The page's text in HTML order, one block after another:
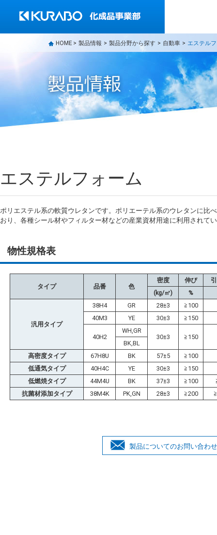
HOME > 製品情報 > 製品分野から探す > 自動車 > エステル
エステルフォーム
ポリエステル系の軟質ウレタンです。ポリエーテル系のウレタンに比
おり、各種シール材やフィルター材などの産業資材用途に利用されて
物性規格表
タイプ 品番 色
密度 伸び
(kg/㎥)
%
汎用タイプ
38H4 GR 28±3
≧100
40M3
YE 30±3 ≧150
40H2
WH,GR
30±3
≧150
BK,BL
高密度タイプ
67H8U BK 57±5
≧100
低通気タイプ
40H4C YE 30±3
≧150
低燃焼タイプ
44M4U BK 37±3 ≧100
抗菌材添加タイプ
38M4K PK,GN 28±3 ≧200
製品についてのお問い合わ